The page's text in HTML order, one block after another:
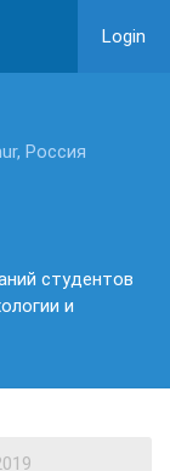
Login
Россия
студентов
и